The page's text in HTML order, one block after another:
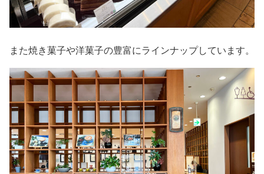
また焼き菓子や洋菓子の豊富にラインナップしています。